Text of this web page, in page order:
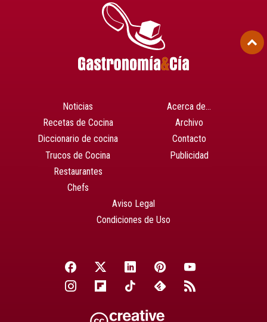
Noticias
Recetas de Cocina
Diccionario de cocina
Trucos de Cocina
Restaurantes
Chefs
Acerca de…
Archivo
Contacto
Publicidad
Aviso Legal
Condiciones de Uso